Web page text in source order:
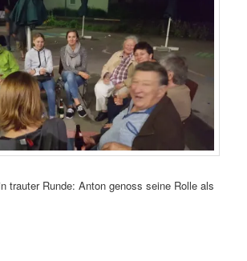
trauter Runde: Anton genoss seine Rolle als